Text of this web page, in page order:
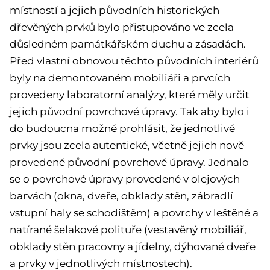
místností a jejich původních historických
dřevěných prvků bylo přistupováno ve zcela
důsledném památkářském duchu a zásadách.
Před vlastní obnovou těchto původních interiérů
byly na demontovaném mobiliáři a prvcích
provedeny laboratorní analýzy, které měly určit
jejich původní povrchové úpravy. Tak aby bylo i
do budoucna možné prohlásit, že jednotlivé
prvky jsou zcela autentické, včetně jejich nově
provedené původní povrchové úpravy. Jednalo
se o povrchové úpravy provedené v olejových
barvách (okna, dveře, obklady stěn, zábradlí
vstupní haly se schodištěm) a povrchy v leštěné a
natírané šelakové polituře (vestavěný mobiliář,
obklady stěn pracovny a jídelny, dýhované dveře
a prvky v jednotlivých místnostech).